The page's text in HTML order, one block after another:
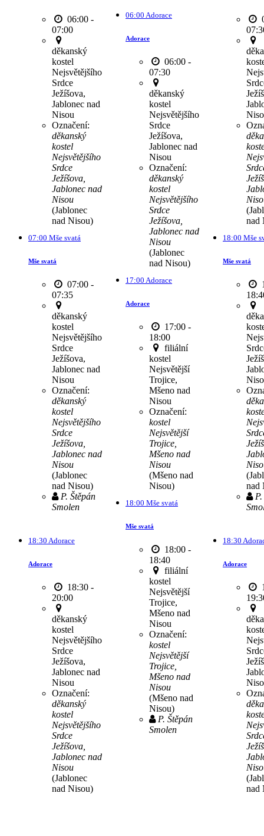
06:00 -
07:00
děkanský
kostel
Nejsvětějšího
Srdce
Ježíšova,
Jablonec nad
Nisou
Označení:
děkanský
kostel
Nejsvětějšího
Srdce
Ježíšova,
Jablonec nad
Nisou
(Jablonec
nad Nisou)
07:00 Mše svatá
Mše svatá
07:00 -
07:35
děkanský
kostel
Nejsvětějšího
Srdce
Ježíšova,
Jablonec nad
Nisou
Označení:
děkanský
kostel
Nejsvětějšího
Srdce
Ježíšova,
Jablonec nad
Nisou
(Jablonec
nad Nisou)
P. Štěpán
Smolen
18:30 Adorace
Adorace
18:30 -
20:00
děkanský
kostel
Nejsvětějšího
Srdce
Ježíšova,
Jablonec nad
Nisou
Označení:
děkanský
kostel
Nejsvětějšího
Srdce
Ježíšova,
Jablonec nad
Nisou
(Jablonec
nad Nisou)
06:00 Adorace
Adorace
06:00 -
07:30
děkanský
kostel
Nejsvětějšího
Srdce
Ježíšova,
Jablonec nad
Nisou
Označení:
děkanský
kostel
Nejsvětějšího
Srdce
Ježíšova,
Jablonec nad
Nisou
(Jablonec
nad Nisou)
17:00 Adorace
Adorace
17:00 -
18:00
filiální
kostel
Nejsvětější
Trojice,
Mšeno nad
Nisou
Označení:
kostel
Nejsvětější
Trojice,
Mšeno nad
Nisou
(Mšeno nad
Nisou)
18:00 Mše svatá
Mše svatá
18:00 -
18:40
filiální
kostel
Nejsvětější
Trojice,
Mšeno nad
Nisou
Označení:
kostel
Nejsvětější
Trojice,
Mšeno nad
Nisou
(Mšeno nad
Nisou)
P. Štěpán
Smolen
nad
18:00 Mše
Mše svatá
nad
18:30
Adorace
nad